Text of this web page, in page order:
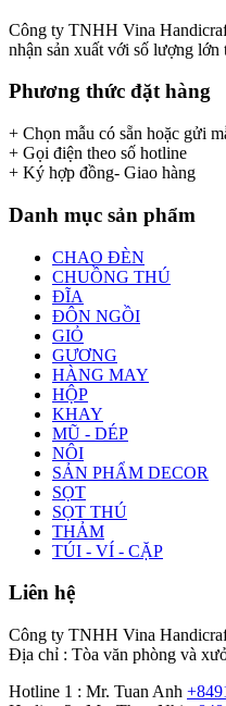
Công ty TNHH Vina
nhận sản xuất với số lượng
Phương thức đặt hàng
+ Chọn mẫu có sẵn hoặc gửi
+ Gọi điện theo số hotline
+ Ký hợp đồng- Giao hàng
Danh mục sản phẩm
CHAO ĐÈN
CHUỒNG THÚ
ĐĨA
ĐÔN NGỒI
GIỎ
GƯƠNG
HÀNG MAY
HỘP
KHAY
MŨ - DÉP
NÔI
SẢN PHẨM DECOR
SỌT
SỌT THÚ
THẢM
TÚI - VÍ - CẶP
Liên hệ
Công ty TNHH Vina
Địa chỉ : Tòa văn phòng và
Hotline 1 : Mr. Tuan Anh